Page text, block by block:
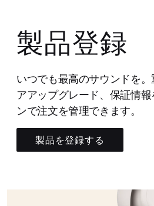
製品登録
いつでも最高のサウンドを
アアップグレード、保証情
ンで注文を管理できます。
製品を登録する